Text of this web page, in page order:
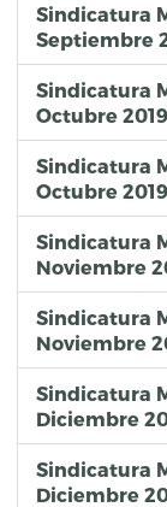
Sindicatura
Septiembre
Sindicatura
Octubre 2019
Sindicatura
Octubre 2019
Sindicatura
Noviembre
Sindicatura
Noviembre
Sindicatura
Diciembre
Sindicatura
Diciembre